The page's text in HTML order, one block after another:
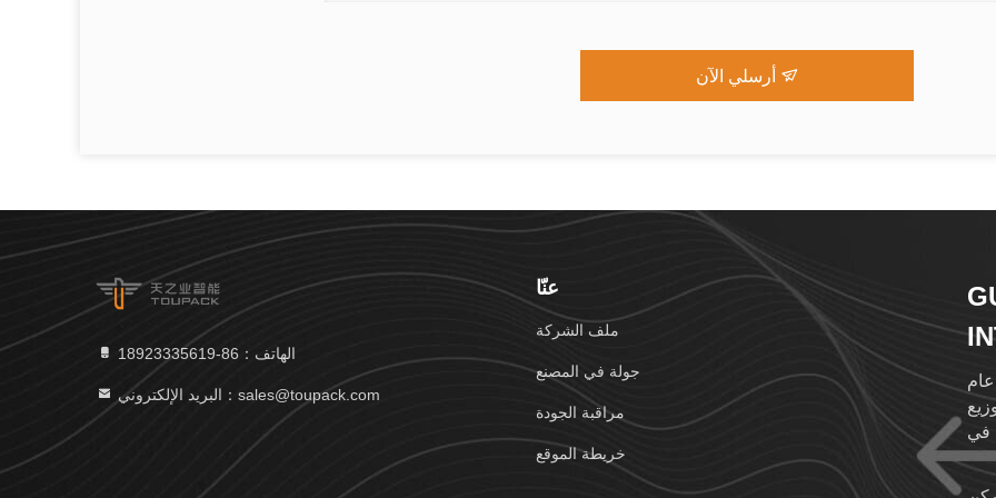
الهاتف：86-18923335619
البريد الإلكتروني：sales@toupack.com
عنّا
ملف الشركة
جولة في المصنع
مراقبة الجودة
خريطة الموقع
في